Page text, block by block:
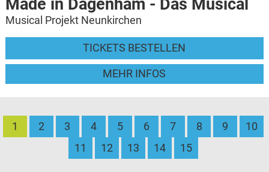
Made in Dagenham - Das Musical
Musical Projekt Neunkirchen
TICKETS BESTELLEN
MEHR INFOS
1 2 3 4 5 6 7 8 9
10
11
12 13 14 15